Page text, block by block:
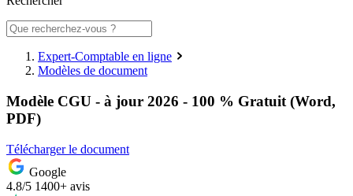
Expert-Comptable en ligne
Modèles de document
Modèle CGU - à jour 2026 - 100 % Gratuit (Word,
PDF)
Télécharger le document
Google
4.8/5 1400+ avis